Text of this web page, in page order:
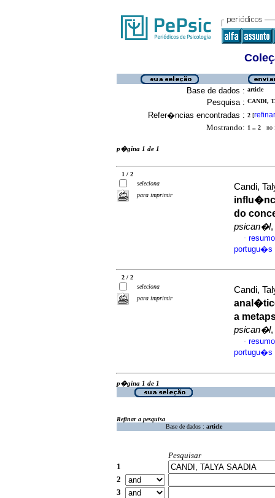
Base de dados : article
Pesquisa : CANDI,
Refer�ncias encontradas : 2 [refinar
Mostrando: 1 .. 2 no
p�gina 1 de 1
1 / 2
seleciona
para imprimir
Candi,
do
psican�l,
·
portugu�s
2 / 2
seleciona
para imprimir
Candi,
a
psican�l,
·
portugu�s
p�gina 1 de 1
Refinar a pesquisa
Base de dados : article
Pesquisar
1
2
3